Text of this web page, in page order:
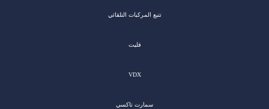
تتبع المركبات التلقائي
فليت
VDX
سمارت تاكسي